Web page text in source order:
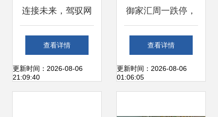
连接未来，驾驭网
络 —— 计算机网
络技术专业深度解
查看详情
更新时间：2026-08-06
21:09:40
御家汇周一跌停，
主升浪究竟是否落
幕？——基于技术
查看详情
更新时间：2026-08-06
01:06:05